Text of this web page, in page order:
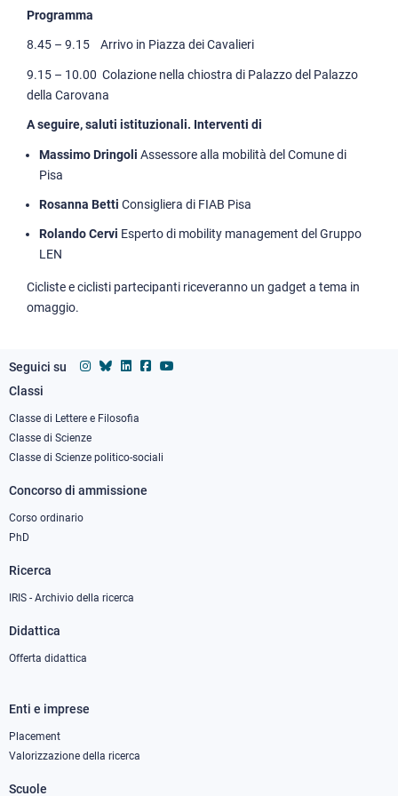
Programma
8.45 – 9.15 Arrivo in Piazza dei Cavalieri
9.15 – 10.00 Colazione nella chiostra di Palazzo del Palazzo
della Carovana
A seguire, saluti istituzionali. Interventi di
Massimo Dringoli Assessore alla mobilità del Comune di
Pisa
Rosanna Betti Consigliera di FIAB Pisa
Rolando Cervi Esperto di mobility management del Gruppo
LEN
Cicliste e ciclisti partecipanti riceveranno un gadget a tema in
omaggio.
Seguici su
Footer
column
1
Classi
Classe di Lettere e Filosofia
Classe di Scienze
Classe di Scienze politico-sociali
Concorso di ammissione
Corso ordinario
PhD
Ricerca
IRIS - Archivio della ricerca
Didattica
Offerta didattica
Footer
column
Enti e imprese
Placement
Valorizzazione della ricerca
Scuole